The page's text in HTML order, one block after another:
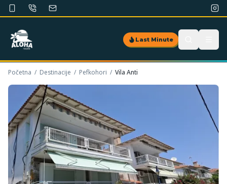
Last Minute
Početna / Destinacije / Pefkohori / Vila Anti